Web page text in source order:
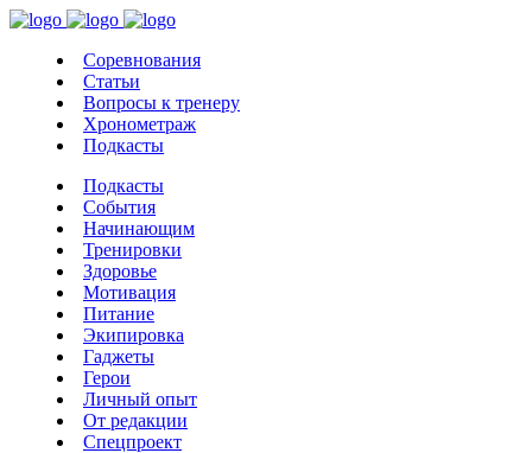
Соревнования
Статьи
Вопросы к тренеру
Хронометраж
Подкасты
Подкасты
События
Начинающим
Тренировки
Здоровье
Мотивация
Питание
Экипировка
Гаджеты
Герои
Личный опыт
От редакции
Спецпроект